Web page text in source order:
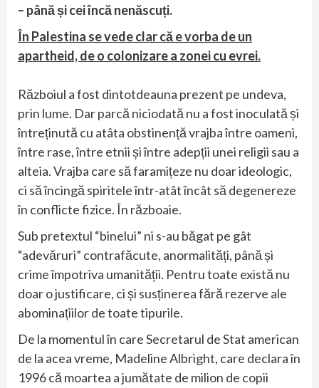
– până și cei încă nenăscuți.
În Palestina se vede clar că e vorba de un
apartheid, de o colonizare a zonei cu evrei.
Războiul a fost dintotdeauna prezent pe undeva,
prin lume. Dar parcă niciodată nu a fost inoculată și
întreținută cu atâta obstinență vrajba între oameni,
între rase, între etnii și între adepții unei religii sau a
alteia. Vrajba care să faramițeze nu doar ideologic,
ci să încingă spiritele într-atât încât să degenereze
în conflicte fizice. În războaie.
Sub pretextul “binelui” ni s-au băgat pe gât
“adevăruri” contrafăcute, anormalități, până și
crime împotriva umanității. Pentru toate există nu
doar o justificare, ci și susținerea fără rezerve ale
abominațiilor de toate tipurile.
De la momentul în care Secretarul de Stat american
de la acea vreme, Madeline Albright, care declara în
1996 că moartea a jumătate de milion de copii